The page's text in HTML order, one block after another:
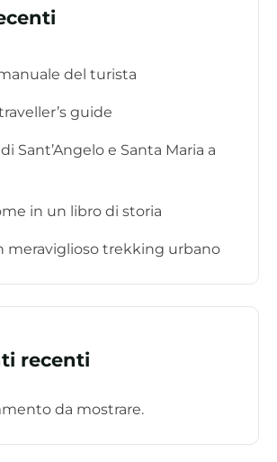
del turista
guide
Sant’Angelo e Santa Maria a
in un libro di storia
meraviglioso trekking urbano
recenti
da mostrare.